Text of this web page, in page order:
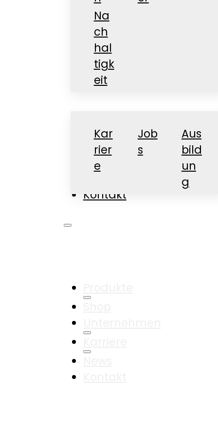
Na
ch
hal
tigk
eit
Karriere
Kar
rier
e
Job
s
Aus
bild
un
g
Kontakt